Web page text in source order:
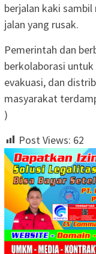
berjalan kaki
jalan yang rusak.
Pemerintah dan
berkolaborasi
evakuasi, dan
masyarakat
)
Post Views: 62